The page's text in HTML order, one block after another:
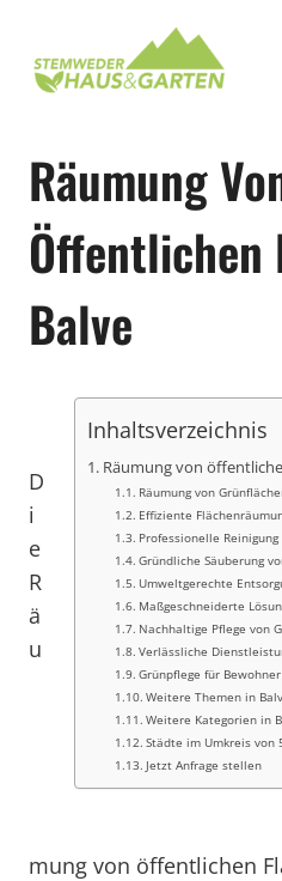
springen
Räumung
Öffentlichen
Balve
Inhaltsverzeichnis
Räumung von
Räumung von
Effiziente
Professionelle
Gründliche Säuberung
Umweltgerechte
Maßgeschneiderte
Nachhaltige Pflege von
Verlässliche
Grünpflege für
Weitere Themen in
Weitere Kategorien in
Städte im Umkreis von
Jetzt Anfrage stellen
D
i
e
R
ä
u
mung von öffentlichen